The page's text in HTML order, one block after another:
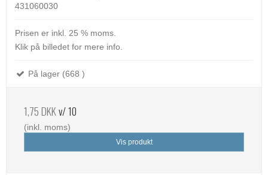
431060030
Prisen er inkl. 25 % moms.
Klik på billedet for mere info.
På lager (668 )
1,75 DKKv/ 10
(inkl. moms)
Vis produkt